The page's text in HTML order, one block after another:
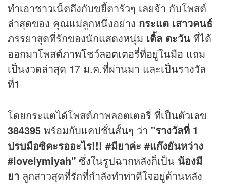
ทำเอาชาวเน็ตถึงกับขยี้ตารัวๆ เลยจ้า กับโพสต์
ล่าสุดของ คุณแม่ลูกหนึ่งอย่าง กระแต เสาวคนธ์
ภรรยาสุดที่รักของนักแสดงหนุ่ม เติ้ล ตะวัน ที่ได้
ออกมาโพสต์ภาพโชว์ลอตเตอรี่ที่อยู่ในมือ แถม
เป็นงวดล่าสุด 17 ม.ค.ที่ผ่านมา และเป็นรางวัล
ที่1
โดยกระแตได้โพสต์ภาพลอตเตอรี่ ที่เป็นตัวเลข
384395 พร้อมกับแคปชั่นสั้นๆ ว่า "รางวัลที่ 1
ปรบมือซิคะรออะไร!!! #มียาค่ะ #แก๊งยันหว่าง
#lovelymiyah" ซึ่งในรูปฉากหลังก็เป็น น้องมี
ยา ลูกสาวสุดที่รักที่กำลังทำท่าดีใจอยู่ด้านหลัง